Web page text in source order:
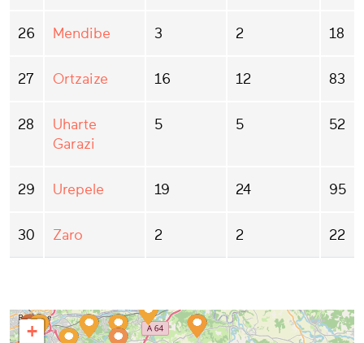
26 Mendibe 3 2 18
27 Ortzaize 16 12 83
28
Uharte
Garazi
5 5 52
29 Urepele 19 24 95
30 Zaro 2 2 22
+